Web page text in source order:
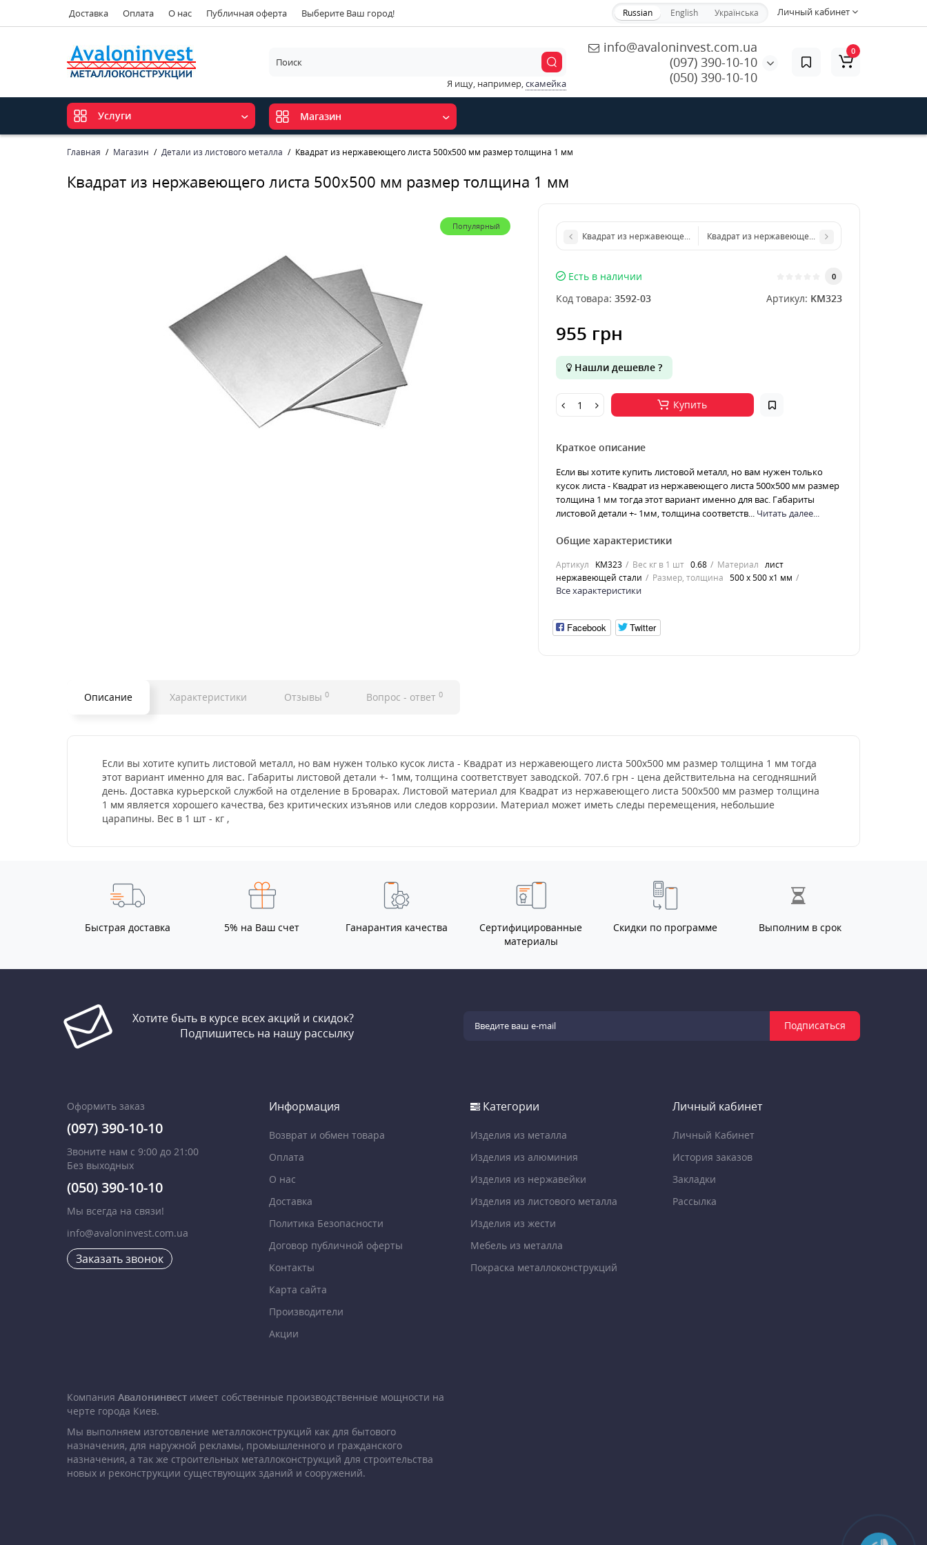
Доставка Оплата О нас Публичная оферта Выберите Ваш город! Личный кабинет
Russian English Українська
info@avaloninvest.com.ua
(097) 390-10-10
(050) 390-10-10
Я ищу, например,скамейка
0
Услуги Магазин
Главная Магазин Детали из листового металла Квадрат из нержавеющего листа 500х500 мм размер толщина 1 мм
Квадрат из нержавеющего листа 500х500 мм размер толщина 1 мм
Популярный
Квадрат из нержавеющего листа 400х400 мм размер толщина 1 мм
Квадрат из нержавеющего листа 1000х1000 мм
Есть в наличии 0
Код товара: 3592-03 Артикул: KM323
955 грн
Нашли дешевле ?
Купить
Краткое описание
Если вы хотите купить листовой металл, но вам нужен только
кусок листа - Квадрат из нержавеющего листа 500х500 мм размер
толщина 1 мм тогда этот вариант именно для вас. Габариты
листовой детали +- 1мм, толщина соответств... Читать далее...
Общие характеристики
Артикул KM323 Вес кг в 1 шт 0.68 Материал лист
нержавеющей стали
Размер, толщина 500 х 500 х1 мм
Все характеристики
Facebook Twitter
Описание Характеристики Отзывы 0 Вопрос - ответ 0
Если вы хотите купить листовой металл, но вам нужен только кусок листа - Квадрат из нержавеющего листа 500х500 мм размер толщина 1 мм тогда
этот вариант именно для вас. Габариты листовой детали +- 1мм, толщина соответствует заводской. 707.6 грн - цена действительна на сегодняшний
день. Доставка курьерской службой на отделение в Броварах. Листовой материал для Квадрат из нержавеющего листа 500х500 мм размер толщина
1 мм является хорошего качества, без критических изъянов или следов коррозии. Материал может иметь следы перемещения, небольшие
царапины. Вес в 1 шт - кг ,
Быстрая доставка 5% на Ваш счет Ганарантия качества
Сертифицированные
материалы
Скидки по программе Выполним в срок
Хотите быть в курсе всех акций и скидок?
Подпишитесь на нашу рассылку
Подписаться
Оформить заказ
(097) 390-10-10
Звоните нам с 9:00 до 21:00
Без выходных
(050) 390-10-10
Мы всегда на связи!
info@avaloninvest.com.ua
Заказать звонок
Информация
Возврат и обмен товара
Оплата
О нас
Доставка
Политика Безопасности
Договор публичной оферты
Контакты
Карта сайта
Производители
Акции
Категории
Изделия из металла
Изделия из алюминия
Изделия из нержавейки
Изделия из листового металла
Изделия из жести
Мебель из металла
Покраска металлоконструкций
Личный кабинет
Личный Кабинет
История заказов
Закладки
Рассылка
Компания Авалонинвест имеет собственные производственные мощности на
черте города Киев.
Мы выполняем изготовление металлоконструкций как для бытового
назначения, для наружной рекламы, промышленного и гражданского
назначения, а так же строительных металлоконструкций для строительства
новых и реконструкции существующих зданий и сооружений.